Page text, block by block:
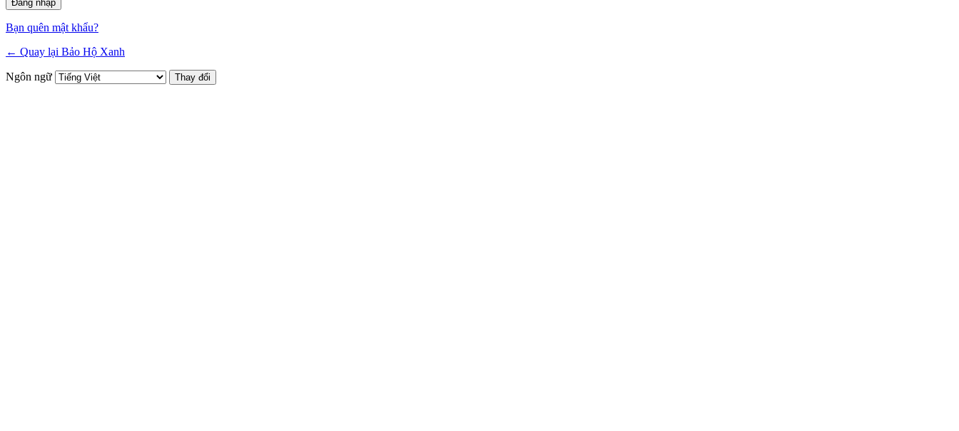
Bạn quên mật khẩu?
← Quay lại Bảo Hộ Xanh
Ngôn ngữ